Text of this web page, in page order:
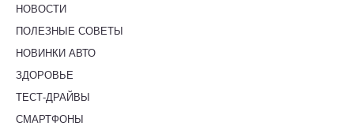
НОВОСТИ
ПОЛЕЗНЫЕ СОВЕТЫ
НОВИНКИ АВТО
ЗДОРОВЬЕ
ТЕСТ-ДРАЙВЫ
СМАРТФОНЫ